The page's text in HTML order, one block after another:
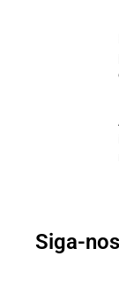
Siga-nos